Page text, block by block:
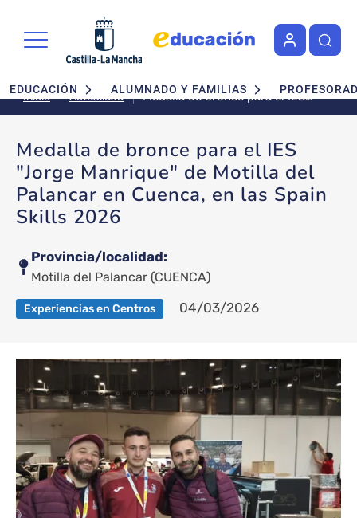
Navegación principal
EDUCACIÓN ALUMNADO Y FAMILIAS
Inicio Actualidad
Medalla de bronce para el IES
"Jorge Manrique" de Motilla del
Spain Skills 2026
Medalla de bronce para el IES
"Jorge Manrique" de Motilla del
Palancar en Cuenca, en las Spain
Skills 2026
Provincia/localidad
Motilla del Palancar (CUENCA)
Experiencias en Centros 04/03/2026